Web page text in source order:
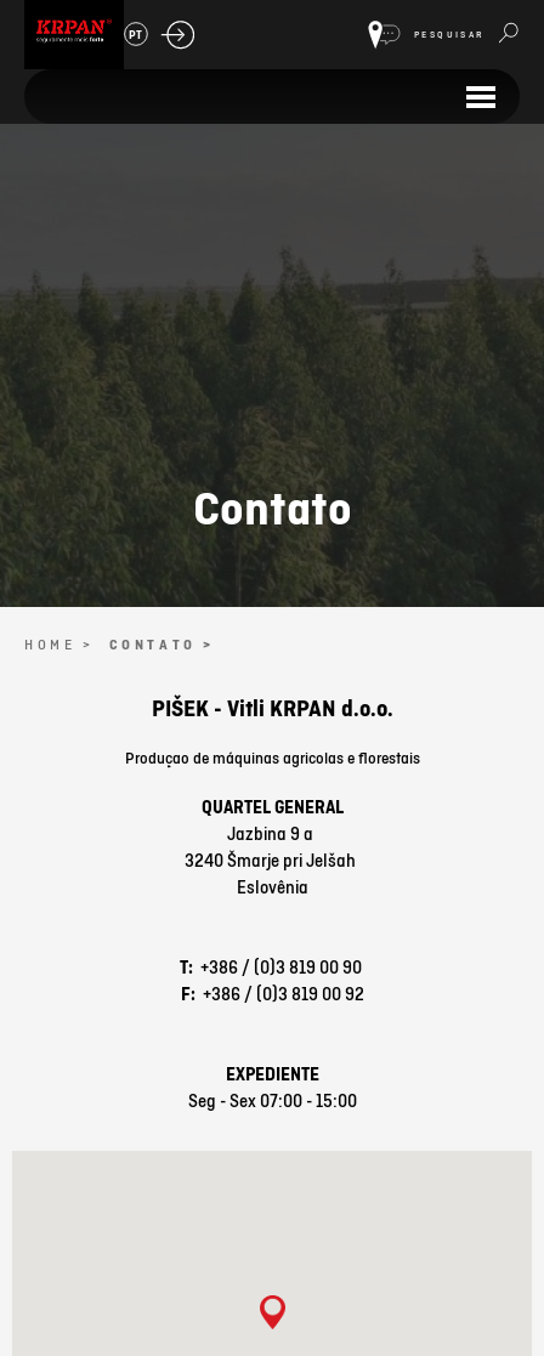
PT PESQUISAR
Contato
HOME > CONTATO >
PIŠEK - Vitli KRPAN d.o.o.
Produçao de máquinas agricolas e florestais
QUARTEL GENERAL
Jazbina 9 a
3240 Šmarje pri Jelšah
Eslovênia
T:+386 / (0)3 819 00 90
F:+386 / (0)3 819 00 92
EXPEDIENTE
Seg - Sex 07:00 - 15:00